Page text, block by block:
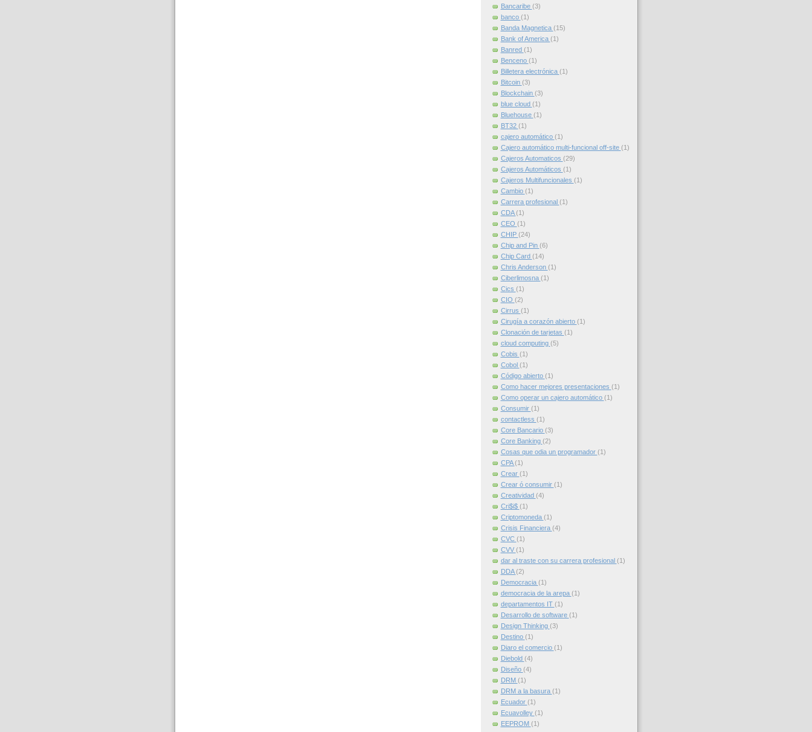
Bancaribe (3)
banco (1)
Banda Magnetica (15)
Bank of America (1)
Banred (1)
Benceno (1)
Billetera electrónica (1)
Bitcoin (3)
Blockchain (3)
blue cloud (1)
Bluehouse (1)
BT32 (1)
cajero automático (1)
Cajero automático multi-funcional off-site (1)
Cajeros Automaticos (29)
Cajeros Automáticos (1)
Cajeros Multifuncionales (1)
Cambio (1)
Carrera profesional (1)
CDA(1)
CEO (1)
CHIP (24)
Chip and Pin (6)
Chip Card (14)
Chris Anderson (1)
Ciberlimosna (1)
Cics (1)
CIO (2)
Cirrus (1)
Cirugía a corazón abierto (1)
Clonación de tarjetas (1)
cloud computing (5)
Cobis (1)
Cobol (1)
Código abierto (1)
Como hacer mejores presentaciones (1)
Como operar un cajero automático (1)
Consumir (1)
contactless (1)
Core Bancario (3)
Core Banking (2)
Cosas que odia un programador (1)
CPA(1)
Crear (1)
Crear ó consumir (1)
Creatividad (4)
Cri$i$ (1)
Criptomoneda (1)
Crisis Financiera (4)
CVC (1)
CVV (1)
dar al traste con su carrera profesional (1)
DDA(2)
Democracia (1)
democracia de la arepa (1)
departamentos IT (1)
Desarrollo de software (1)
Design Thinking (3)
Destino (1)
Diaro el comercio (1)
Diebold (4)
Diseño (4)
DRM (1)
DRM a la basura (1)
Ecuador (1)
Ecuavolley (1)
EEPROM (1)